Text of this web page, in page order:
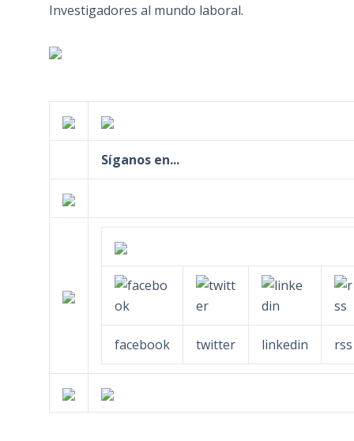
Investigadores al mundo laboral.
Síganos en...
facebook twitter linkedin rss